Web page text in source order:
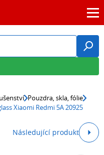
Pouzdra, skla, fólie
Xiaomi Redmi 5A 20925
Následující produkt